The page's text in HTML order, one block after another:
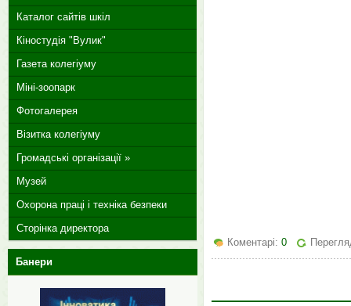
Коментарі: 0
Каталог сайтів шкіл
Кіностудія "Вулик"
Газета колегіуму
Міні-зоопарк
Фотогалерея
Візитка колегіуму
Громадські організації »
Музей
Охорона праці і техніка безпеки
Сторінка директора
Банери